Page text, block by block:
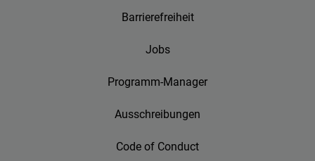
Barrierefreiheit
Jobs
Programm-Manager
Ausschreibungen
Code of Conduct